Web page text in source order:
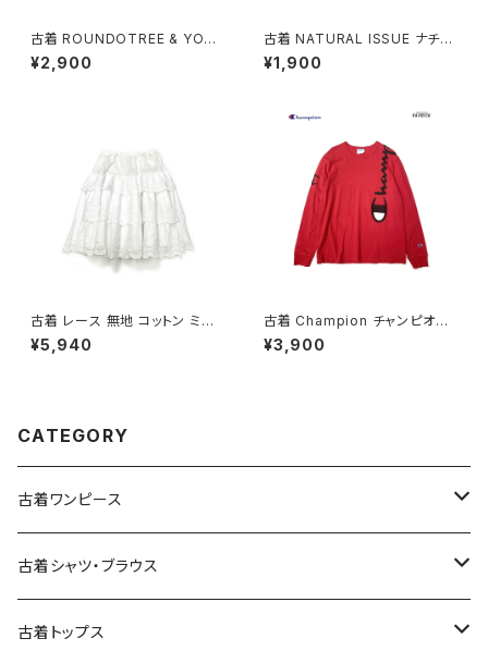
古着 ROUNDOTREE & YORK
E ラウンドツリーアンドヨーク
前開き 無地 コーデュロイ 長袖
¥2,900
古着 NATURAL ISSUE ナチュ
ラルイシュー 前開き 無地 コット
ン100％ 長袖 シャツ ベージュ
¥1,900
古着 レース 無地 コットン ミニ
丈 ティアード スカート 白 (ba2
607001)
¥5,940
古着 Champion チャンピオン
ロゴ ブランドロゴ コットン10
0％ 長袖 Ｔシャツ 赤 (ttu2501
¥3,900
CATEGORY
古着ワンピース
古着長袖ワンピース
古着半袖ワンピース
古着シャツ・ブラウス
古着長袖シャツ・ブラウス
古着トップス